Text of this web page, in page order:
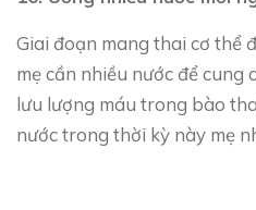
Giai đoạn mang thai cơ thể
mẹ cần nhiều nước để cung
lưu lượng máu trong bào
nước trong thời kỳ này mẹ